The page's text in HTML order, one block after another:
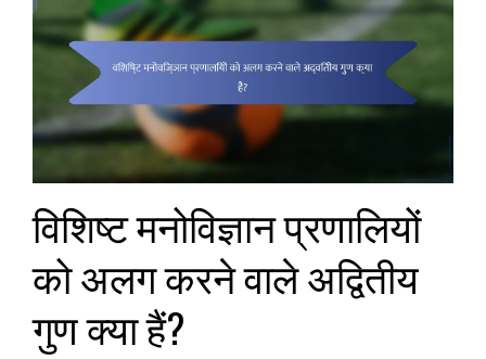
विशिष्ट मनोविज्ञान प्रणालियों
को अलग करने वाले अद्वितीय
गुण क्या हैं?